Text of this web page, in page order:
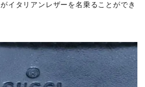
イタリアンレザーを名乗ることができ